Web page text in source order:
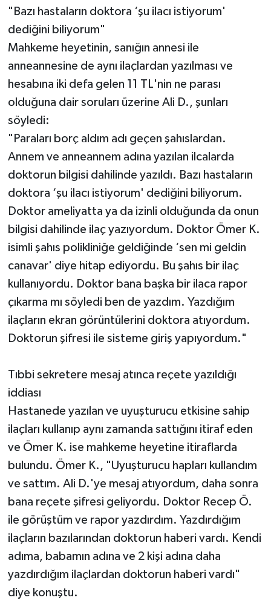
"Bazı hastaların doktora ‘şu ilacı istiyorum'
dediğini biliyorum"
Mahkeme heyetinin, sanığın annesi ile
anneannesine de aynı ilaçlardan yazılması ve
hesabına iki defa gelen 11 TL'nin ne parası
olduğuna dair soruları üzerine Ali D., şunları
söyledi:
"Paraları borç aldım adı geçen şahıslardan.
Annem ve anneannem adına yazılan ilcalarda
doktorun bilgisi dahilinde yazıldı. Bazı hastaların
doktora ‘şu ilacı istiyorum' dediğini biliyorum.
Doktor ameliyatta ya da izinli olduğunda da onun
bilgisi dahilinde ilaç yazıyordum. Doktor Ömer K.
isimli şahıs polikliniğe geldiğinde ‘sen mi geldin
canavar' diye hitap ediyordu. Bu şahıs bir ilaç
kullanıyordu. Doktor bana başka bir ilaca rapor
çıkarma mı söyledi ben de yazdım. Yazdığım
ilaçların ekran görüntülerini doktora atıyordum.
Doktorun şifresi ile sisteme giriş yapıyordum."
Tıbbi sekretere mesaj atınca reçete yazıldığı
iddiası
Hastanede yazılan ve uyuşturucu etkisine sahip
ilaçları kullanıp aynı zamanda sattığını itiraf eden
ve Ömer K. ise mahkeme heyetine itiraflarda
bulundu. Ömer K., "Uyuşturucu hapları kullandım
ve sattım. Ali D.'ye mesaj atıyordum, daha sonra
bana reçete şifresi geliyordu. Doktor Recep Ö.
ile görüştüm ve rapor yazdırdım. Yazdırdığım
ilaçların bazılarından doktorun haberi vardı. Kendi
adıma, babamın adına ve 2 kişi adına daha
yazdırdığım ilaçlardan doktorun haberi vardı"
diye konuştu.